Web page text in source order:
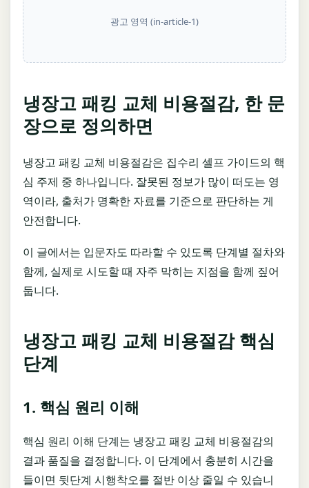
광고 영역 (in-article-1)
냉장고 패킹 교체 비용절감, 한 문
장으로 정의하면
냉장고 패킹 교체 비용절감은 집수리 셀프 가이드의 핵
심 주제 중 하나입니다. 잘못된 정보가 많이 떠도는 영
역이라, 출처가 명확한 자료를 기준으로 판단하는 게
안전합니다.
이 글에서는 입문자도 따라할 수 있도록 단계별 절차와
함께, 실제로 시도할 때 자주 막히는 지점을 함께 짚어
둡니다.
냉장고 패킹 교체 비용절감 핵심
단계
1. 핵심 원리 이해
핵심 원리 이해 단계는 냉장고 패킹 교체 비용절감의
결과 품질을 결정합니다. 이 단계에서 충분히 시간을
들이면 뒷단계 시행착오를 절반 이상 줄일 수 있습니